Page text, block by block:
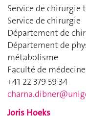
Service de
Service de chirurgie
Département de
Département de
métabolisme
Faculté de
+41 22 379 59 34
Joris Hoeks